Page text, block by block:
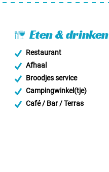
Eten & drinken
Restaurant
Afhaal
Broodjes service
Campingwinkel(tje)
Café / Bar / Terras